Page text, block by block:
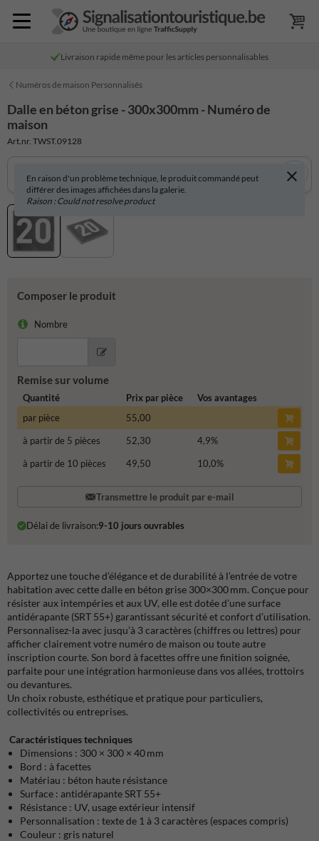
Livraison rapide même pour les articles personnalisables
Numéros de maison Personnalisés
Dalle en béton grise - 300x300mm - Numéro de
maison
Art.nr. TWST.09128
En raison d'un problème technique, le produit commandé peut
différer des images affichées dans la galerie.
Raison : Could not resolve product
Composer le produit
Nombre
Remise sur volume
Quantité Prix par pièce
Vos avantages
par pièce
55,00
à partir de 5 pièces
52,30 4,9%
à partir de 10 pièces
49,50 10,0%
Transmettre le produit par e-mail
Délai de livraison:9-10 jours ouvrables
Apportez une touche d’élégance et de durabilité à l’entrée de votre
habitation avec cette dalle en béton grise 300×300 mm. Conçue pour
résister aux intempéries et aux UV, elle est dotée d’une surface
antidérapante (SRT 55+) garantissant sécurité et confort d’utilisation.
Personnalisez-la avec jusqu’à 3 caractères (chiffres ou lettres) pour
afficher clairement votre numéro de maison ou toute autre
inscription courte. Son bord à facettes offre une finition soignée,
parfaite pour une intégration harmonieuse dans vos allées, trottoirs
ou devantures.
Un choix robuste, esthétique et pratique pour particuliers,
collectivités ou entreprises.
Caractéristiques techniques
Dimensions : 300 × 300 × 40 mm
Bord : à facettes
Matériau : béton haute résistance
Surface : antidérapante SRT 55+
Résistance : UV, usage extérieur intensif
Personnalisation : texte de 1 à 3 caractères (espaces compris)
Couleur : gris naturel